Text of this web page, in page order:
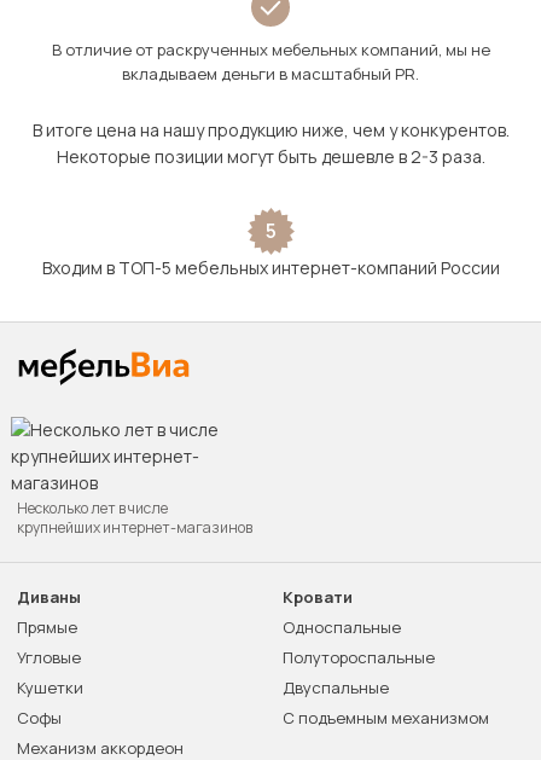
В отличие от раскрученных мебельных компаний, мы не
вкладываем деньги в масштабный PR.
В итоге цена на нашу продукцию ниже, чем у конкурентов.
Некоторые позиции могут быть дешевле в 2-3 раза.
5
Входим в ТОП-5 мебельных интернет-компаний России
Несколько лет в числе
крупнейших интернет-магазинов
Диваны
Прямые
Угловые
Кушетки
Софы
Механизм аккордеон
Кровати
Односпальные
Полутороспальные
Двуспальные
С подъемным механизмом